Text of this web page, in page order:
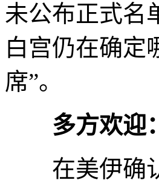
未公布正式名
白宫仍在确定
席”。
多方欢迎
在美伊确认